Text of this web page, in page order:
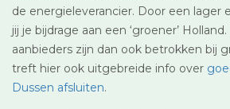
de energieleverancier. Door een lager
jij je bijdrage aan een ‘groener’
aanbieders zijn dan ook betrokken bij
treft hier ook uitgebreide info over
Dussen afsluiten.